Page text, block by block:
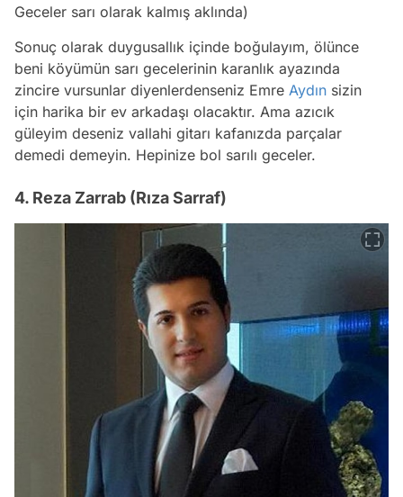
Geceler sarı olarak kalmış aklında)
Sonuç olarak duygusallık içinde boğulayım, ölünce
beni köyümün sarı gecelerinin karanlık ayazında
zincire vursunlar diyenlerdenseniz Emre Aydın sizin
için harika bir ev arkadaşı olacaktır. Ama azıcık
güleyim deseniz vallahi gitarı kafanızda parçalar
demedi demeyin. Hepinize bol sarılı geceler.
4. Reza Zarrab (Rıza Sarraf)